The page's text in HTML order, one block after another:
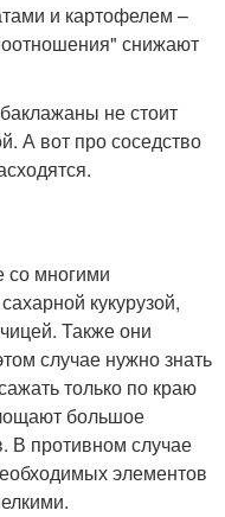
и картофелем –
снижают
не стоит
А вот про соседство
со многими
кукурузой,
Также они
случае нужно знать
только по краю
большое
В противном случае
элементов